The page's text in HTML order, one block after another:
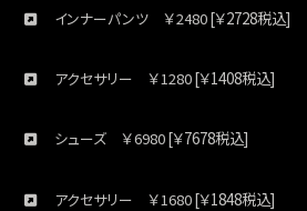
インナーパンツ ￥2480[￥2728税込]
アクセサリー ￥1280[￥1408税込]
シューズ ￥6980[￥7678税込]
アクセサリー ￥1680[￥1848税込]